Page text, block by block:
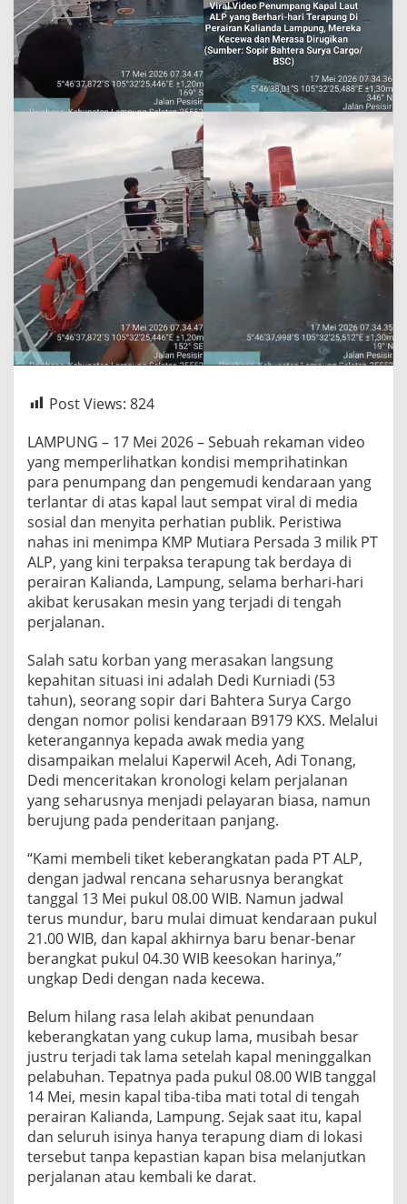
Post Views: 824
LAMPUNG – 17 Mei 2026 – Sebuah rekaman video
yang memperlihatkan kondisi memprihatinkan
para penumpang dan pengemudi kendaraan yang
terlantar di atas kapal laut sempat viral di media
sosial dan menyita perhatian publik. Peristiwa
nahas ini menimpa KMP Mutiara Persada 3 milik PT
ALP, yang kini terpaksa terapung tak berdaya di
perairan Kalianda, Lampung, selama berhari-hari
akibat kerusakan mesin yang terjadi di tengah
perjalanan.
Salah satu korban yang merasakan langsung
kepahitan situasi ini adalah Dedi Kurniadi (53
tahun), seorang sopir dari Bahtera Surya Cargo
dengan nomor polisi kendaraan B9179 KXS. Melalui
keterangannya kepada awak media yang
disampaikan melalui Kaperwil Aceh, Adi Tonang,
Dedi menceritakan kronologi kelam perjalanan
yang seharusnya menjadi pelayaran biasa, namun
berujung pada penderitaan panjang.
“Kami membeli tiket keberangkatan pada PT ALP,
dengan jadwal rencana seharusnya berangkat
tanggal 13 Mei pukul 08.00 WIB. Namun jadwal
terus mundur, baru mulai dimuat kendaraan pukul
21.00 WIB, dan kapal akhirnya baru benar-benar
berangkat pukul 04.30 WIB keesokan harinya,”
ungkap Dedi dengan nada kecewa.
Belum hilang rasa lelah akibat penundaan
keberangkatan yang cukup lama, musibah besar
justru terjadi tak lama setelah kapal meninggalkan
pelabuhan. Tepatnya pada pukul 08.00 WIB tanggal
14 Mei, mesin kapal tiba-tiba mati total di tengah
perairan Kalianda, Lampung. Sejak saat itu, kapal
dan seluruh isinya hanya terapung diam di lokasi
tersebut tanpa kepastian kapan bisa melanjutkan
perjalanan atau kembali ke darat.